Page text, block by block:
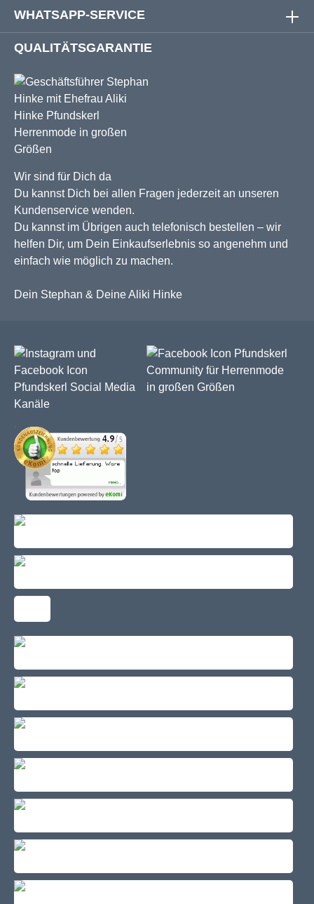
WHATSAPP-SERVICE
QUALITÄTSGARANTIE
Wir sind für Dich da
Du kannst Dich bei allen Fragen jederzeit an unseren
Kundenservice wenden.
Du kannst im Übrigen auch telefonisch bestellen – wir
helfen Dir, um Dein Einkaufserlebnis so angenehm und
einfach wie möglich zu machen.
Dein Stephan & Deine Aliki Hinke